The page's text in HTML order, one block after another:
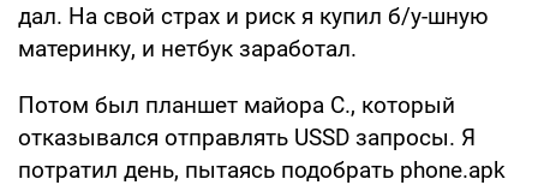
дал. На свой страх и риск я купил б/у-шную
материнку, и нетбук заработал.
Потом был планшет майора С., который
отказывался отправлять USSD запросы. Я
потратил день, пытаясь подобрать phone.apk